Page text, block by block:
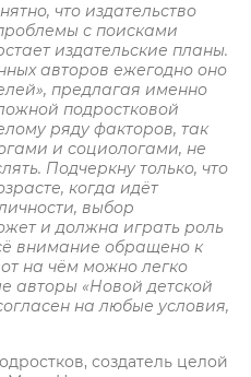
что издательство
с поисками
издательские планы.
авторов ежегодно оно
предлагая именно
подростковой
ряду факторов, так
и социологами, не
Подчеркну только, что
когда идёт
выбор
и должна играть роль
внимание обращено к
на чём можно легко
авторы «Новой детской
на любые условия,
создатель целой